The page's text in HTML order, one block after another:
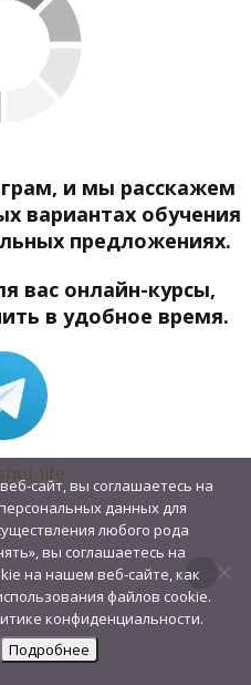
и мы расскажем
вариантах обучения
предложениях.
вас онлайн-курсы,
в удобное время.
сайт, вы соглашаетесь на
данных для
любого рода
вы соглашаетесь на
на нашем веб-сайте, как
файлов cookie.
конфиденциальности.
Подробнее